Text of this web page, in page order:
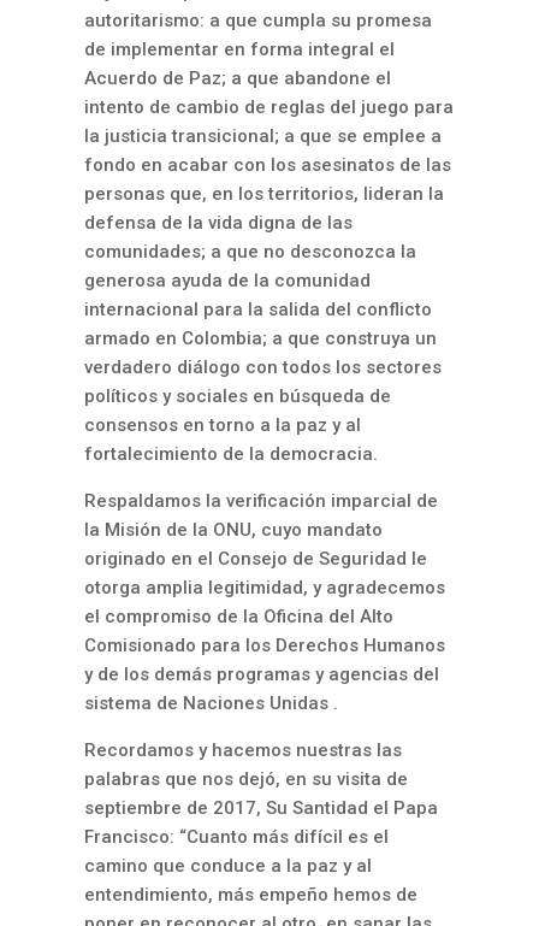
autoritarismo: a que cumpla su promesa
de implementar en forma integral el
Acuerdo de Paz; a que abandone el
intento de cambio de reglas del juego para
la justicia transicional; a que se emplee a
fondo en acabar con los asesinatos de las
personas que, en los territorios, lideran la
defensa de la vida digna de las
comunidades; a que no desconozca la
generosa ayuda de la comunidad
internacional para la salida del conflicto
armado en Colombia; a que construya un
verdadero diálogo con todos los sectores
políticos y sociales en búsqueda de
consensos en torno a la paz y al
fortalecimiento de la democracia.
Respaldamos la verificación imparcial de
la Misión de la ONU, cuyo mandato
originado en el Consejo de Seguridad le
otorga amplia legitimidad, y agradecemos
el compromiso de la Oficina del Alto
Comisionado para los Derechos Humanos
y de los demás programas y agencias del
sistema de Naciones Unidas .
Recordamos y hacemos nuestras las
palabras que nos dejó, en su visita de
septiembre de 2017, Su Santidad el Papa
Francisco: “Cuanto más difícil es el
camino que conduce a la paz y al
entendimiento, más empeño hemos de